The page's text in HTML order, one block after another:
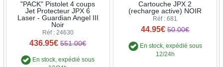
"PACK" Pistolet 4 coups
Jet Protecteur JPX 6
Laser - Guardian Angel III
Noir
Réf : 24630
436.95€ 551.00€
En stock, expédié sous
Cartouche JPX 2
(recharge active) NOIR
Réf : 681
44.95€ 50.00€
En stock, expédié sous
12/24h